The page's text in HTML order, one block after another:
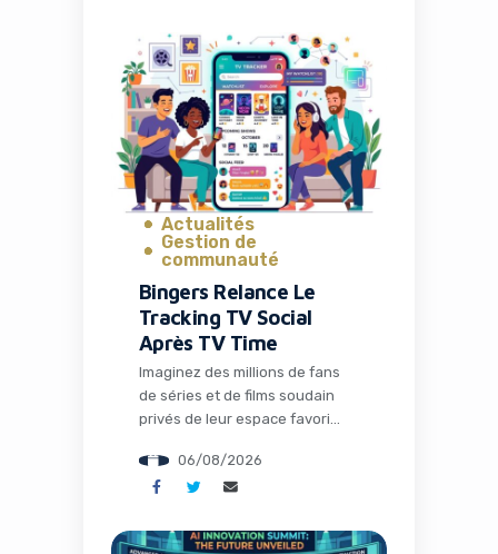
Naïve, une startup qui vient de
lever 28,5 millions de dollars
pour transformer radicalement
la façon dont les entrepreneurs
et les développeurs lancent et
gèrent […]
Actualités
Gestion de
communauté
Bingers Relance Le
Tracking TV Social
Après TV Time
Imaginez des millions de fans
de séries et de films soudain
privés de leur espace favori
partager memes et suivre leurs
visionnages en communauté.
passé avec la fermeture de TV
06/08/2026